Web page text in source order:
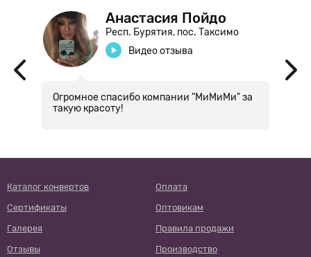
Анастасия Пойдо
Респ. Бурятия, пос. Таксимо
Видео отзыва
Огромное спасибо компании "МиМиМи" за
такую красоту!
Каталог конвертов
Оплата
Сертификаты
Оптовикам
Галерея
Правила продажи
Отзывы
Производство